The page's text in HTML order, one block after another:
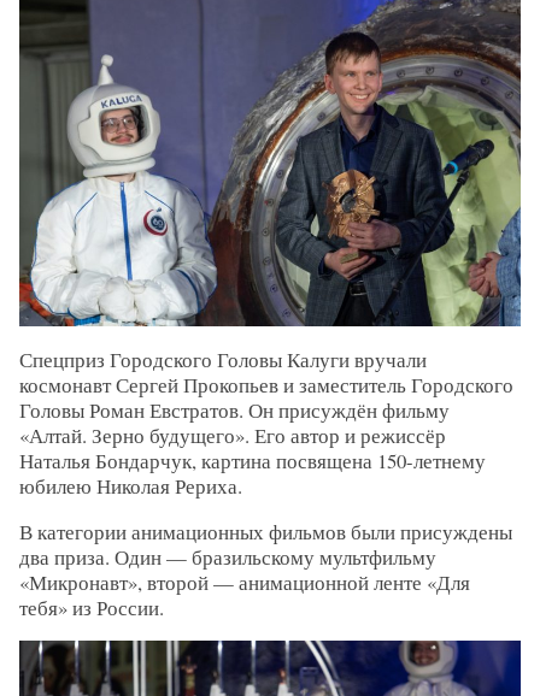
Спецприз Городского Головы Калуги вручали
космонавт Сергей Прокопьев и заместитель Городского
Головы Роман Евстратов. Он присуждён фильму
«Алтай. Зерно будущего». Его автор и режиссёр
Наталья Бондарчук, картина посвящена 150-летнему
юбилею Николая Рериха.
В категории анимационных фильмов были присуждены
два приза. Один — бразильскому мультфильму
«Микронавт», второй — анимационной ленте «Для
тебя» из России.